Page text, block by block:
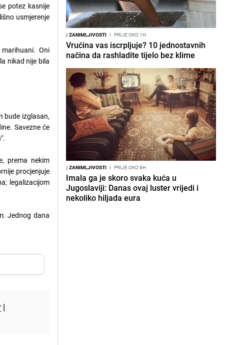
potez kasnije
usmjerenje
Oni
nikad nije bila
bude izglasan,
Savezne će
prema nekim
procjenjuje
legalizacijom
Jednog dana
|
/ZANIMLJIVOSTI I PRIJE OKO 1H
Vrućina vas iscrpljuje? 10 jednostavnih
načina da rashladite tijelo bez klime
/ZANIMLJIVOSTI I PRIJE OKO 8H
Imala ga je skoro svaka kuća u
Jugoslaviji: Danas ovaj luster vrijedi i
nekoliko hiljada eura